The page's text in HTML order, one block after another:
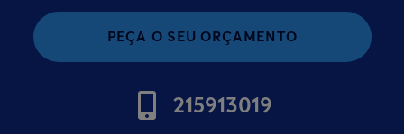
PEÇA O SEU ORÇAMENTO
215913019